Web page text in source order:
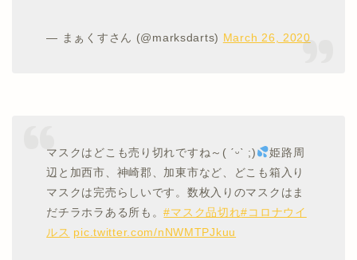
— まぁくすさん (@marksdarts) March 26, 2020
マスクはどこも売り切れですね～( ˊᵕˋ ;)
姫路周
辺と加西市、神崎郡、加東市など、どこも箱入り
マスクは完売らしいです。数枚入りのマスクはま
だチラホラある所も。#マスク品切れ#コロナウイ
ルス pic.twitter.com/nNWMTPJkuu